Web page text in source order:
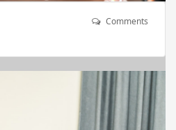
Comments